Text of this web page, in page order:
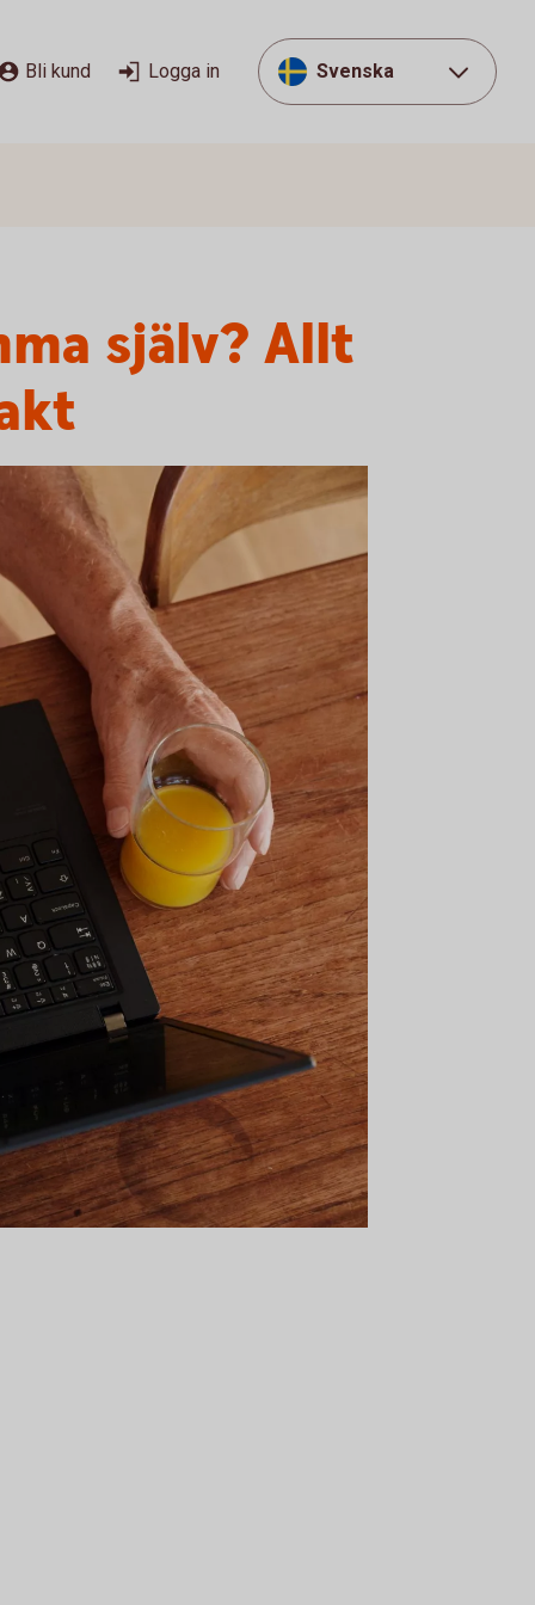
Bli kund Logga in Svenska
själv? Allt